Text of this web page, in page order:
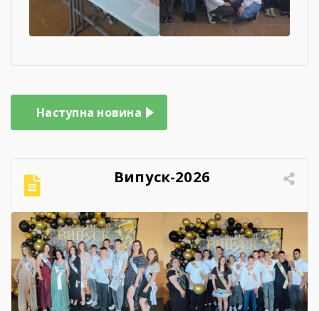
Навігація
записів
Наступна новина
Випуск-2026